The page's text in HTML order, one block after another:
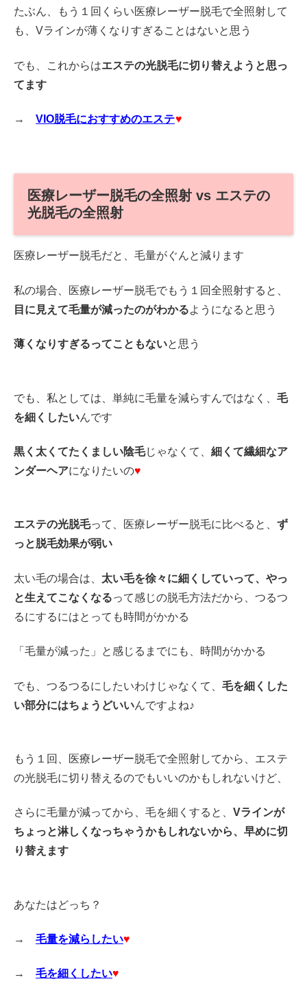
たぶん、もう１回くらい医療レーザー脱毛で全照射して
も、Vラインが薄くなりすぎることはないと思う
でも、これからはエステの光脱毛に切り替えようと思っ
てます
→ VIO脱毛におすすめのエステ♥
医療レーザー脱毛の全照射 vs エステの
光脱毛の全照射
医療レーザー脱毛だと、毛量がぐんと減ります
私の場合、医療レーザー脱毛でもう１回全照射すると、
目に見えて毛量が減ったのがわかるようになると思う
薄くなりすぎるってこともないと思う
でも、私としては、単純に毛量を減らすんではなく、 毛
を細くしたいんです
黒く太くてたくましい陰毛じゃなくて、 細くて繊細なア
ンダーヘアになりたいの♥
エステの光脱毛って、医療レーザー脱毛に比べると、 ず
っと脱毛効果が弱い
太い毛の場合は、 太い毛を徐々に細くしていって、やっ
と生えてこなくなるって感じの脱毛方法だから、つるつ
るにするにはとっても時間がかかる
「毛量が減った」と感じるまでにも、時間がかかる
でも、つるつるにしたいわけじゃなくて、 毛を細くした
い部分にはちょうどいいんですよね♪
もう１回、医療レーザー脱毛で全照射してから、エステ
の光脱毛に切り替えるのでもいいのかもしれないけど、
さらに毛量が減ってから、毛を細くすると、 Vラインが
ちょっと淋しくなっちゃうかもしれないから、早めに切
り替えます
あなたはどっち？
→ 毛量を減らしたい♥
→ 毛を細くしたい♥